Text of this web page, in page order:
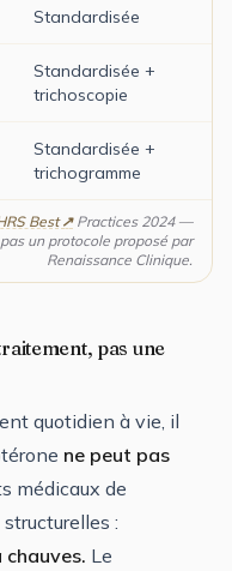
Standardisée
Standardisée +
trichoscopie
Standardisée +
trichogramme
Best
Practices 2024 —
un protocole proposé par
Renaissance Clinique.
pas une
quotidien à vie, il
ne peut pas
médicaux de
:
chauves. Le